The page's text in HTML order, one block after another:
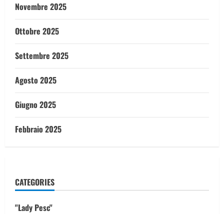
Novembre 2025
Ottobre 2025
Settembre 2025
Agosto 2025
Giugno 2025
Febbraio 2025
CATEGORIES
"Lady Pesc"